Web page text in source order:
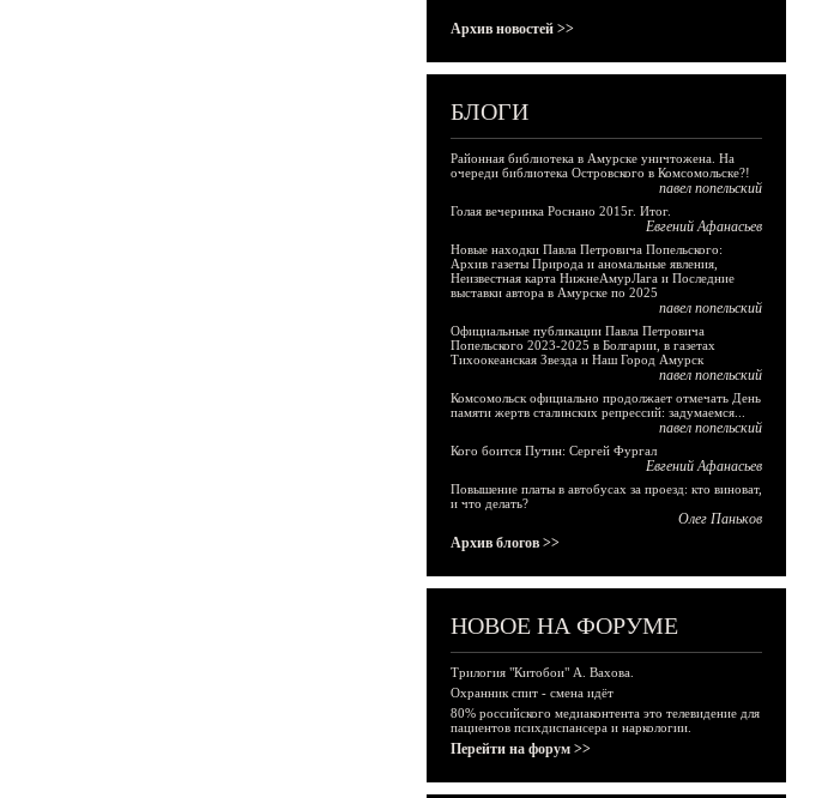
Архив новостей >>
БЛОГИ
Районная библиотека в Амурске уничтожена. На
очереди библиотека Островского в Комсомольске?!
павел попельский
Голая вечеринка Роснано 2015г. Итог.
Евгений Афанасьев
Новые находки Павла Петровича Попельского:
Архив газеты Природа и аномальные явления,
Неизвестная карта НижнеАмурЛага и Последние
выставки автора в Амурске по 2025
павел попельский
Официальные публикации Павла Петровича
Попельского 2023-2025 в Болгарии, в газетах
Тихоокеанская Звезда и Наш Город Амурск
павел попельский
Комсомольск официально продолжает отмечать День
памяти жертв сталинских репрессий: задумаемся...
павел попельский
Кого боится Путин: Сергей Фургал
Евгений Афанасьев
Повышение платы в автобусах за проезд: кто виноват,
и что делать?
Олег Паньков
Архив блогов >>
НОВОЕ НА ФОРУМЕ
Трилогия "Китобои" А. Вахова.
Охранник спит - смена идёт
80% российского медиаконтента это телевидение для
пациентов психдиспансера и наркологии.
Перейти на форум >>